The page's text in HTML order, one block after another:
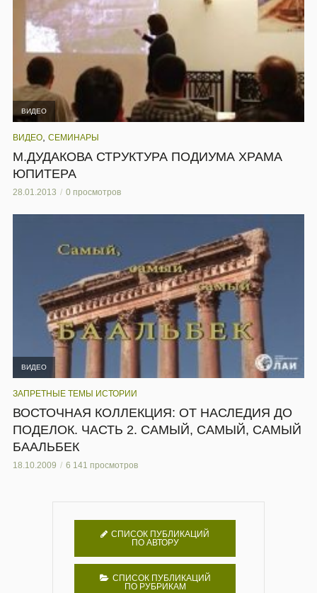
ВИДЕО
ВИДЕО СЕМИНАРЫ
М.ДУДАКОВА СТРУКТУРА ПОДИУМА ХРАМА
ЮПИТЕРА
28.01.2013 0 просмотров
ВИДЕО
ЗАПРЕТНЫЕ ТЕМЫ ИСТОРИИ
ВОСТОЧНАЯ КОЛЛЕКЦИЯ: ОТ НАСЛЕДИЯ ДО
ПОДЕЛОК. ЧАСТЬ 2. САМЫЙ, САМЫЙ, САМЫЙ
БААЛЬБЕК
18.10.2009 6 141 просмотров
СПИСОК ПУБЛИКАЦИЙ
ПО АВТОРУ
СПИСОК ПУБЛИКАЦИЙ
ПО РУБРИКАМ